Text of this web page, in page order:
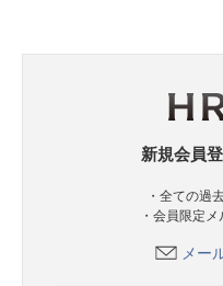
新規会員
・全ての過
・会員限定
メー